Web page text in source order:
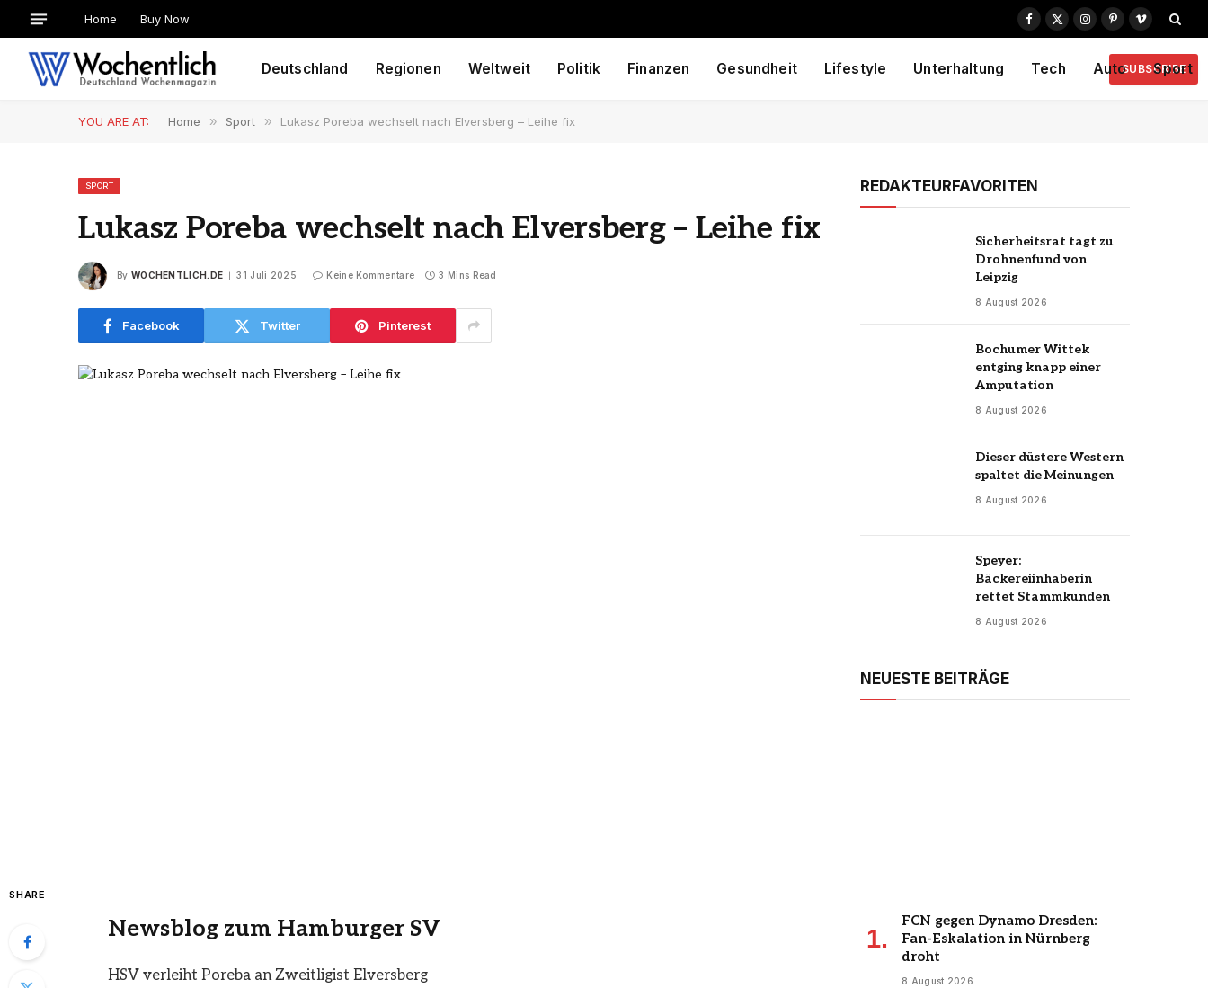
Home Buy Now
Facebook
X
Instagram
PinterestVimeo
Deutschland Regionen Weltweit Politik Finanzen Gesundheit Lifestyle Unterhaltung Tech Auto Sport
SUBSCRIBE
YOU ARE AT: Home » Sport » Lukasz Poreba wechselt nach Elversberg – Leihe fix
SPORT
Lukasz Poreba wechselt nach Elversberg – Leihe fix
By WOCHENTLICH.DE 31 Juli 2025 Keine Kommentare 3 Mins Read
Facebook Twitter Pinterest
SHARE
Newsblog zum Hamburger SV
HSV verleiht Poreba an Zweitligist Elversberg
REDAKTEURFAVORITEN
Sicherheitsrat tagt zu
Drohnenfund von
Leipzig
8 August 2026
Bochumer Wittek
entging knapp einer
Amputation
8 August 2026
Dieser düstere Western
spaltet die Meinungen
8 August 2026
Speyer:
Bäckereiinhaberin
rettet Stammkunden
8 August 2026
NEUESTE BEITRÄGE
FCN gegen Dynamo Dresden:
Fan-Eskalation in Nürnberg
droht
8 August 2026